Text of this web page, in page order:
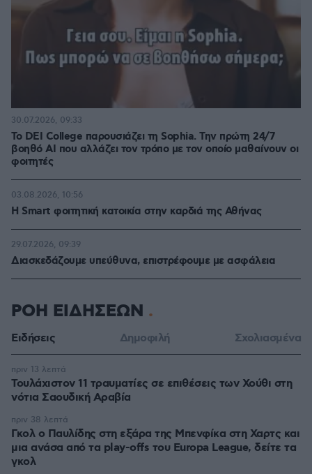
Το DEI College παρουσιάζει τη Sophia. Την πρώτη 24/7
βοηθό AI που αλλάζει τον τρόπο με τον οποίο μαθαίνουν οι
φοιτητές
30.07.2026, 09:33
Η Smart φοιτητική κατοικία στην καρδιά της Αθήνας
03.08.2026, 10:56
Διασκεδάζουμε υπεύθυνα, επιστρέφουμε με ασφάλεια
29.07.2026, 09:39
ΡΟΗ ΕΙΔΗΣΕΩΝ
Ειδήσεις Δημοφιλή Σχολιασμένα
Τουλάχιστον 11 τραυματίες σε επιθέσεις των Χούθι στη
νότια Σαουδική Αραβία
πριν 13 λεπτά
Γκολ ο Παυλίδης στη εξάρα της Μπενφίκα στη Χαρτς και
μια ανάσα από τα play-offs του Europa League, δείτε τα
γκολ
πριν 38 λεπτά